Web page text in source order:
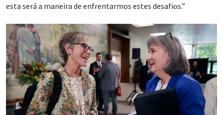
esta será a maneira de enfrentarmos estes desafios.”